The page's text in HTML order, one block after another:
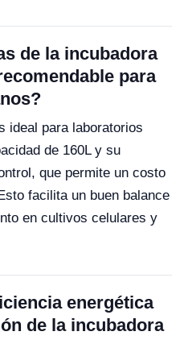
de la incubadora
para
ideal para laboratorios
de 160L y su
que permite un costo
facilita un buen balance
en cultivos celulares y
energética
de la incubadora